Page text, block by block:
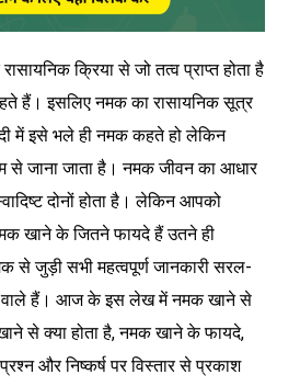
क्रिया से जो तत्व प्राप्त होता है
हैं। इसलिए नमक का रासायनिक सूत्र
में इसे भले ही नमक कहते हो लेकिन
से जाना जाता है। नमक जीवन का आधार
दोनों होता है। लेकिन आपको
खाने के जितने फायदे हैं उतने ही
जुड़ी सभी महत्वपूर्ण जानकारी सरल-
वाले हैं। आज के इस लेख में नमक खाने से
से क्या होता है, नमक खाने के फायदे,
और निष्कर्ष पर विस्तार से प्रकाश